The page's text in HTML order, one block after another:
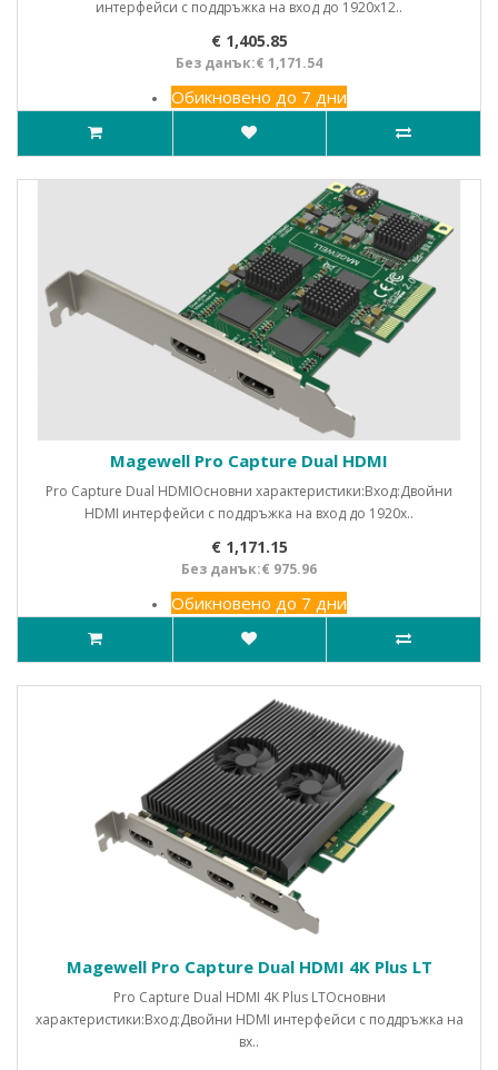
интерфейси с поддръжка на вход до 1920x12..
€ 1,405.85
Без данък:€ 1,171.54
Обикновено до 7 дни
Magewell Pro Capture Dual HDMI
Pro Capture Dual HDMIОсновни характеристики:Вход:Двойни
HDMI интерфейси с поддръжка на вход до 1920x..
€ 1,171.15
Без данък:€ 975.96
Обикновено до 7 дни
Magewell Pro Capture Dual HDMI 4K Plus LT
Pro Capture Dual HDMI 4K Plus LTОсновни
характеристики:Вход:Двойни HDMI интерфейси с поддръжка на
вх..